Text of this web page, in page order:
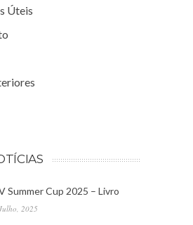
Úteis
Summer Cup 2025 – Livro
2025